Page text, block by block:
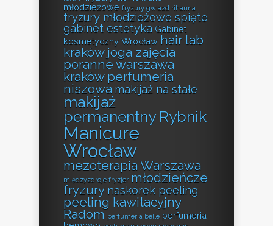
młodzieżowe fryzury gwiazd rihanna
fryzury młodzieżowe spięte
gabinet estetyka Gabinet
kosmetyczny Wrocław hair lab
kraków joga zajęcia
poranne warszawa
kraków perfumeria
niszowa makijaż na stałe
makijaż
permanentny Rybnik
Manicure
Wrocław
mezoterapia Warszawa
międzyzdroje fryzjer młodzieńcze
fryzury naskórek peeling
peeling kawitacyjny
Radom perfumeria belle perfumeria